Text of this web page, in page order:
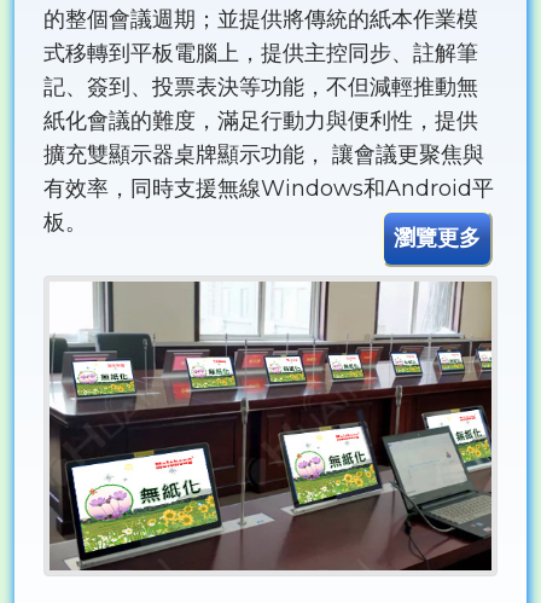
的整個會議週期；並提供將傳統的紙本作業模
式移轉到平板電腦上，提供主控同步、註解筆
記、簽到、投票表決等功能，不但減輕推動無
紙化會議的難度，滿足行動力與便利性，提供
擴充雙顯示器桌牌顯示功能， 讓會議更聚焦與
有效率，同時支援無線Windows和Android平
板。
瀏覽更多